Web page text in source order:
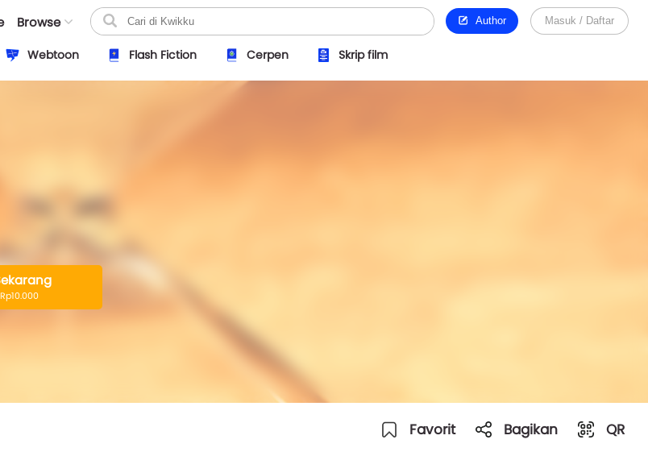
Browse Author Masuk / Daftar
Webtoon Flash Fiction Cerpen Skrip film
Favorit Bagikan QR